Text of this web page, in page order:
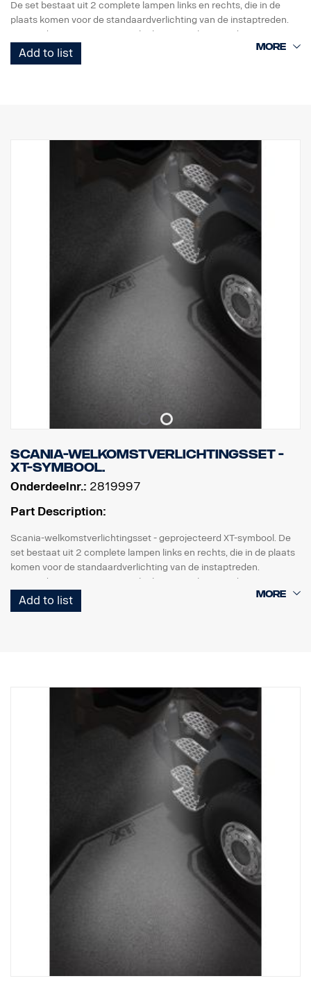
De set bestaat uit 2 complete lampen links en rechts, die in de
plaats komen voor de standaardverlichting van de instaptreden.
Eenvoudig te monteren met slechts een schroevendraaier en met
snelkoppeling voor de originele kabelboom.
Add to list
Scania-welkomstverlichtingsset -
XT-symbool.
Onderdeelnr.: 2819997
Part Description:
Scania-welkomstverlichtingsset - geprojecteerd XT-symbool. De
set bestaat uit 2 complete lampen links en rechts, die in de plaats
komen voor de standaardverlichting van de instaptreden.
Eenvoudig te monteren met slechts een schroevendraaier en met
snelkoppeling voor de originele kabelboom.
Add to list